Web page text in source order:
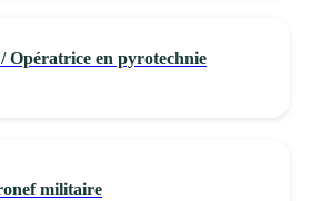
Opératrice en pyrotechnie
militaire